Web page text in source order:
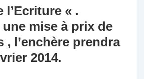
l’Ecriture « .
mise à prix de
, l’enchère prendra
2014.